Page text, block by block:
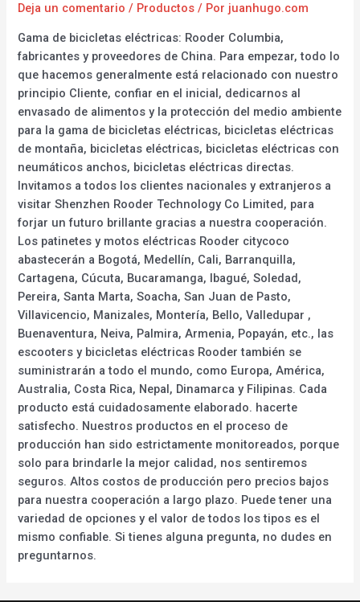
Deja un comentario / Productos / Por juanhugo.com
Gama de bicicletas eléctricas: Rooder Columbia,
fabricantes y proveedores de China. Para empezar, todo lo
que hacemos generalmente está relacionado con nuestro
principio Cliente, confiar en el inicial, dedicarnos al
envasado de alimentos y la protección del medio ambiente
para la gama de bicicletas eléctricas, bicicletas eléctricas
de montaña, bicicletas eléctricas, bicicletas eléctricas con
neumáticos anchos, bicicletas eléctricas directas.
Invitamos a todos los clientes nacionales y extranjeros a
visitar Shenzhen Rooder Technology Co Limited, para
forjar un futuro brillante gracias a nuestra cooperación.
Los patinetes y motos eléctricas Rooder citycoco
abastecerán a Bogotá, Medellín, Cali, Barranquilla,
Cartagena, Cúcuta, Bucaramanga, Ibagué, Soledad,
Pereira, Santa Marta, Soacha, San Juan de Pasto,
Villavicencio, Manizales, Montería, Bello, Valledupar ,
Buenaventura, Neiva, Palmira, Armenia, Popayán, etc., las
escooters y bicicletas eléctricas Rooder también se
suministrarán a todo el mundo, como Europa, América,
Australia, Costa Rica, Nepal, Dinamarca y Filipinas. Cada
producto está cuidadosamente elaborado. hacerte
satisfecho. Nuestros productos en el proceso de
producción han sido estrictamente monitoreados, porque
solo para brindarle la mejor calidad, nos sentiremos
seguros. Altos costos de producción pero precios bajos
para nuestra cooperación a largo plazo. Puede tener una
variedad de opciones y el valor de todos los tipos es el
mismo confiable. Si tienes alguna pregunta, no dudes en
preguntarnos.